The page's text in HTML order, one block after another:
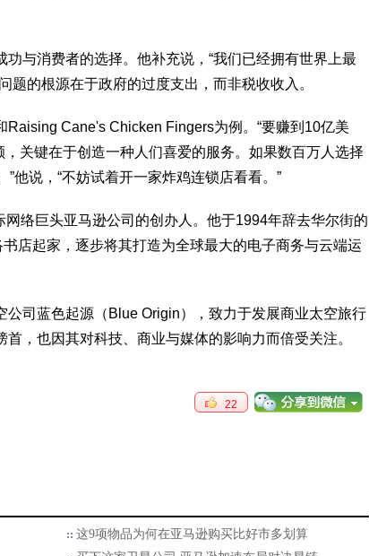
与消费者的选择。他补充说，“我们已经拥有世界上最
题的根源在于政府的过度支出，而非税收收入。
Raising Cane's Chicken Fingers为例。“要赚到10亿美
关键在于创造一种人们喜爱的服务。如果数百万人选择
他说，“不妨试着开一家炸鸡连锁店看看。”
网络巨头亚马逊公司的创办人。他于1994年辞去华尔街的
店起家，逐步将其打造为全球最大的电子商务与云端运
公司蓝色起源（Blue Origin），致力于发展商业太空旅行
，也因其对科技、商业与媒体的影响力而倍受关注。
22
这9项物品为何在亚马逊购买比好市多划算